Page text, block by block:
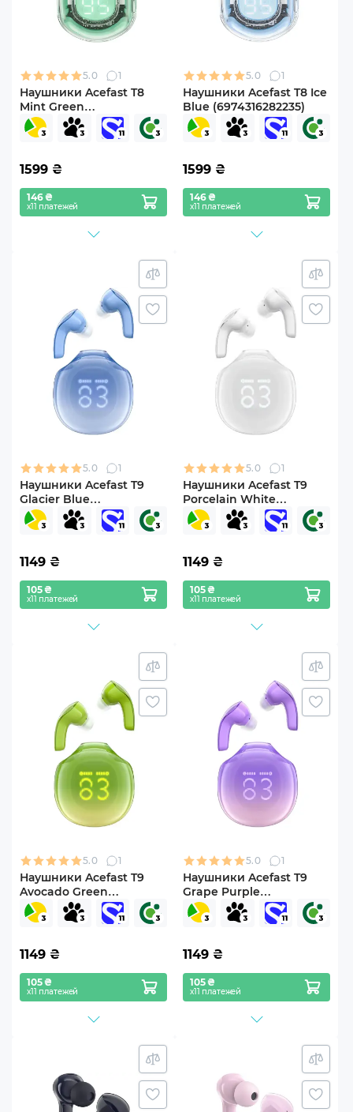
5.0 1
Наушники Acefast T8
Mint Green
(6974316282259)
1599 ₴
146 ₴
х11 платежей
5.0 1
Наушники Acefast T8 Ice
Blue (6974316282235)
1599 ₴
146 ₴
х11 платежей
5.0 1
Наушники Acefast T9
Glacier Blue
(6974316282525)
1149 ₴
105 ₴
х11 платежей
5.0 1
Наушники Acefast T9
Porcelain White
(6974316282549)
1149 ₴
105 ₴
х11 платежей
5.0 1
Наушники Acefast T9
Avocado Green
(6974316282556)
1149 ₴
105 ₴
х11 платежей
5.0 1
Наушники Acefast T9
Grape Purple
(6974316282563)
1149 ₴
105 ₴
х11 платежей